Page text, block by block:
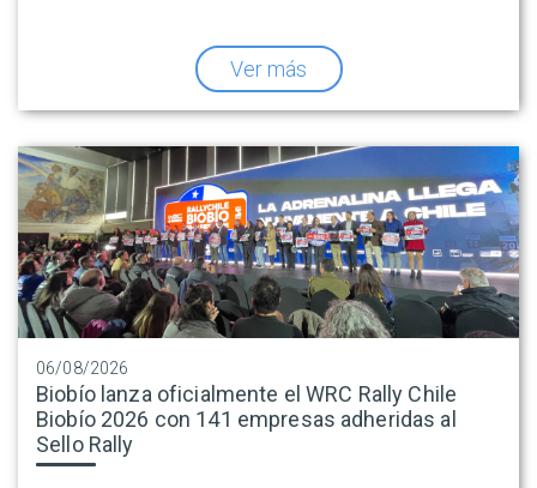
Ver más
06/08/2026
Biobío lanza oficialmente el WRC Rally Chile
Biobío 2026 con 141 empresas adheridas al
Sello Rally